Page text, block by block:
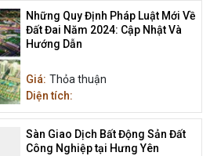
Những Quy Định Pháp Luật Mới Về
Đất Đai Năm 2024: Cập Nhật Và
Hướng Dẫn
Giá: Thỏa thuận
Diện tích:
Sàn Giao Dịch Bất Động Sản Đất
Công Nghiệp tại Hưng Yên